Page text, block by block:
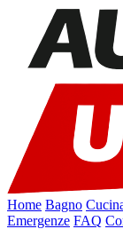
Home Bagno
Emergenze FAQ